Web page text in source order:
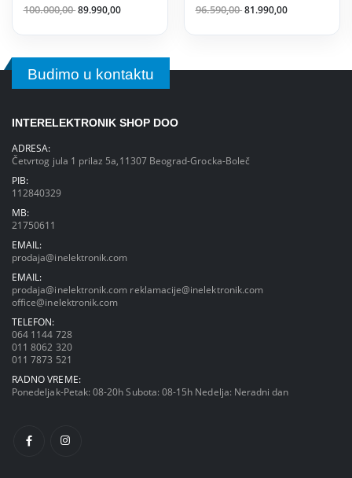
100.000,00 89.990,00 96.590,0081.990,00
Budimo u kontaktu
INTERELEKTRONIK SHOP DOO
ADRESA:
Četvrtog jula 1 prilaz 5a,11307 Beograd-Grocka-Boleč
PIB:
112840329
MB:
21750611
EMAIL:
prodaja@inelektronik.com
EMAIL:
prodaja@inelektronik.com reklamacije@inelektronik.com
office@inelektronik.com
TELEFON:
064 1144 728
011 8062 320
011 7873 521
RADNO VREME:
Ponedeljak-Petak: 08-20h Subota: 08-15h Nedelja: Neradni dan